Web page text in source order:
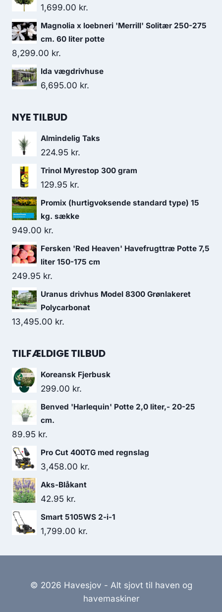
1,699.00 kr.
Magnolia x loebneri 'Merrill' Solitær 250-275
cm. 60 liter potte
8,299.00 kr.
Ida vægdrivhuse
6,695.00 kr.
NYE TILBUD
Almindelig Taks
224.95 kr.
Trinol Myrestop 300 gram
129.95 kr.
Promix (hurtigvoksende standard type) 15
kg. sække
949.00 kr.
Fersken 'Red Heaven' Havefrugttræ Potte 7,5
liter 150-175 cm
249.95 kr.
Uranus drivhus Model 8300 Grønlakeret
Polycarbonat
13,495.00 kr.
TILFÆLDIGE TILBUD
Koreansk Fjerbusk
299.00 kr.
Benved 'Harlequin' Potte 2,0 liter,- 20-25
cm.
89.95 kr.
Pro Cut 400TG med regnslag
3,458.00 kr.
Aks-Blåkant
42.95 kr.
Smart 5105WS 2-i-1
1,799.00 kr.
© 2026 Havesjov - Alt sjovt til haven og
havemaskiner